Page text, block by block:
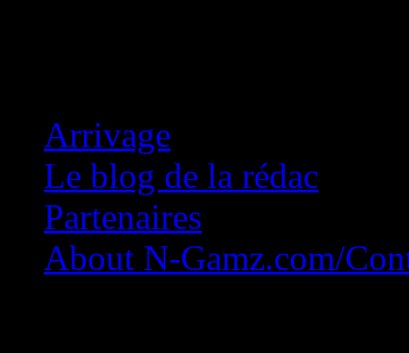
Arrivage
Le blog de la rédac
Partenaires
About N-Gamz.com/